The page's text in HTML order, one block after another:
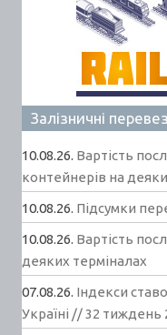
Залізничні
10.08.26. Вартість
контейнерів на
10.08.26. Підсумки
10.08.26. Вартість
деяких терміналах
07.08.26. Індекси
Україні // 32 тиждень